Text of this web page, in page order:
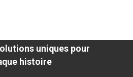
uniques pour
histoire